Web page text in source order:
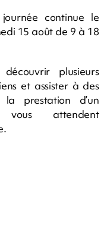
continue le
15 août de 9 à 18
plusieurs
et assister à des
prestation d’un
vous attendent